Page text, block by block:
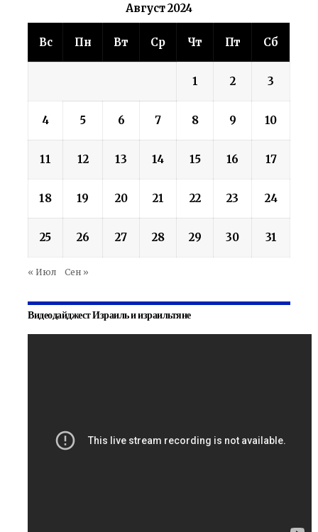
Август 2024
Вс Пн Вт Ср Чт Пт Сб
1 2 3
4 5 6 7 8 9 10
11 12 13 14 15 16 17
18 19 20 21 22 23 24
25 26 27 28 29 30 31
« Июл Сен »
Видеодайджест Израиль и израильтяне